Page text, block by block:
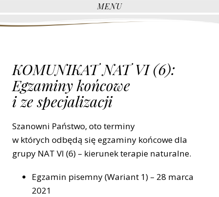
MENU
KOMUNIKAT NAT VI (6):
Egzaminy końcowe
i ze specjalizacji
Szanowni Państwo, oto terminy
w których odbędą się egzaminy końcowe dla
grupy NAT VI (6) – kierunek terapie naturalne.
Egzamin pisemny (Wariant 1) – 28 marca
2021